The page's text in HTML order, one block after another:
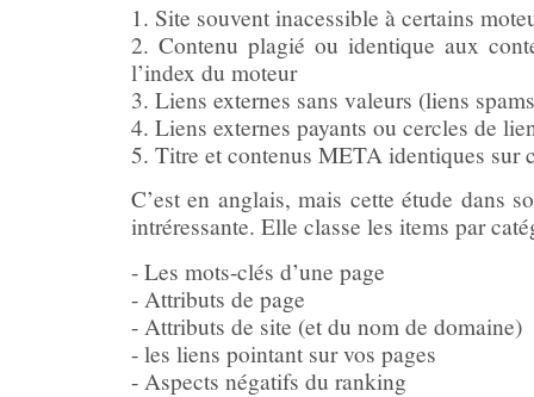
1. Site souvent inacessible à certains
2. Contenu plagié ou identique aux
l’index du moteur
3. Liens externes sans valeurs (liens
4. Liens externes payants ou cercles de
5. Titre et contenus META identiques sur
C’est en anglais, mais cette étude dans
intréressante. Elle classe les items par
- Les mots-clés d’une page
- Attributs de page
- Attributs de site (et du nom de domaine)
- les liens pointant sur vos pages
- Aspects négatifs du ranking